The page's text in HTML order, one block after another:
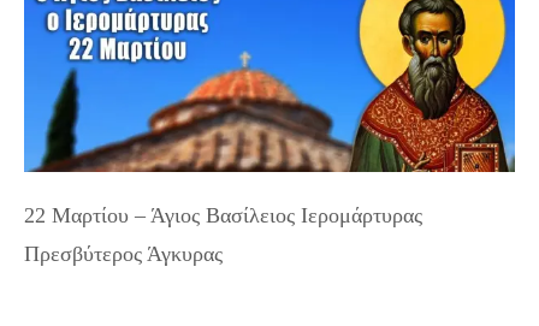
22 Μαρτίου – Άγιος Βασίλειος Ιερομάρτυρας
Πρεσβύτερος Άγκυρας